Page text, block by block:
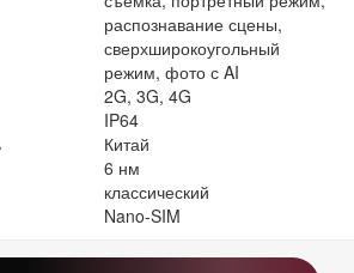
распознавание сцены,
сверхширокоугольный
режим, фото с AI
2G, 3G, 4G
IP64
Китай
6 нм
классический
Nano-SIM